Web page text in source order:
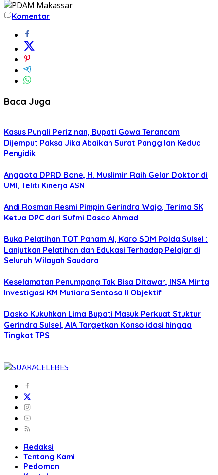
Komentar
Baca Juga
Kasus Pungli Perizinan, Bupati Gowa Terancam
Dijemput Paksa Jika Abaikan Surat Panggilan Kedua
Penyidik
Anggota DPRD Bone, H. Muslimin Raih Gelar Doktor di
UMI, Teliti Kinerja ASN
Andi Rosman Resmi Pimpin Gerindra Wajo, Terima SK
Ketua DPC dari Sufmi Dasco Ahmad
Buka Pelatihan TOT Paham AI, Karo SDM Polda Sulsel :
Lanjutkan Pelatihan dan Edukasi Terhadap Pelajar di
Seluruh Wilayah Saudara
Keselamatan Penumpang Tak Bisa Ditawar, INSA Minta
Investigasi KM Mutiara Sentosa II Objektif
Dasko Kukuhkan Lima Bupati Masuk Perkuat Stuktur
Gerindra Sulsel, AIA Targetkan Konsolidasi hingga
Tingkat TPS
Redaksi
Tentang Kami
Pedoman